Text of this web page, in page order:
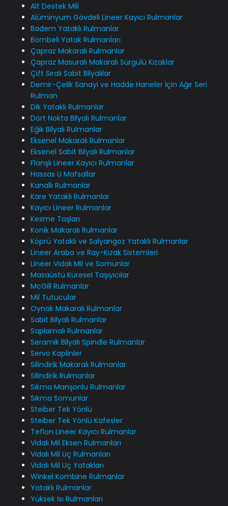
Alt Destek Mili
Alüminyum Gövdeli Lineer Kayıcı Rulmanlar
Badem Yataklı Rulmanlar
Bombeli Yatak Rulmanları
Çapraz Makaralı Rulmanlar
Çapraz Masuralı Makaralı Sürgülü Kızaklar
Çift Sıralı Sabit Bilyalılar
Demir-Çelik Sanayi ve Hadde Haneler İçin Ağır Seri
Rulman
Dik Yataklı Rulmanlar
Dört Nokta Bilyalı Rulmanlar
Eğik Bilyalı Rulmanlar
Eksenel Makaralı Rulmanlar
Eksenel Sabit Bilyalı Rulmanlar
Flanşlı Lineer Kayıcı Rulmanlar
Hassas U Mafsallar
Kanallı Rulmanlar
Kare Yataklı Rulmanlar
Kayıcı Lineer Rulmanlar
Kesme Taşları
Konik Makaralı Rulmanlar
Köprü Yataklı ve Salyangoz Yataklı Rulmanlar
Lineer Araba ve Ray-Kızak Sistemleri
Lineer Vidalı Mil ve Somunlar
Masaüstü Küresel Taşıyıcılar
McGill Rulmanlar
Mil Tutucular
Oynak Makaralı Rulmanlar
Sabit Bilyalı Rulmanlar
Saplamalı Rulmanlar
Seramik Bilyalı Spindle Rulmanlar
Servo Kaplinler
Silindirik Makaralı Rulmanlar
Silindirik Rulmanlar
Sıkma Manşonlu Rulmanlar
Sıkma Somunlar
Steiber Tek Yönlü
Steiber Tek Yönlü Kafesler
Teflon Lineer Kayıcı Rulmanlar
Vidalı Mil Eksen Rulmanları
Vidalı Mil Uç Rulmanları
Vidalı Mil Uç Yatakları
Winkel Kombine Rulmanlar
Yataklı Rulmanlar
Yüksek Isı Rulmanları